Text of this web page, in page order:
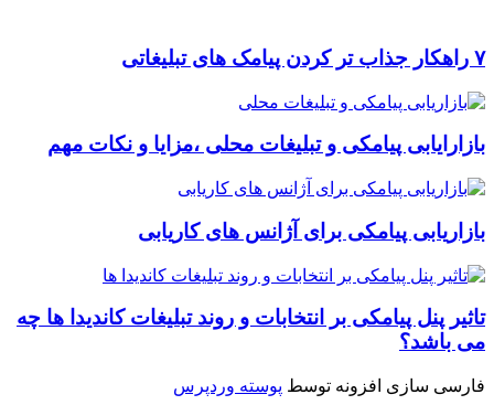
۷ راهکار جذاب تر کردن پیامک های تبلیغاتی
بازارایابی پیامکی و تبلیغات محلی ،مزایا و نکات مهم
بازاریابی پیامکی برای آژانس های کاریابی
تاثیر پنل پیامکی بر انتخابات و روند تبلیغات کاندیدا ها چه
می باشد؟
فارسی سازی افزونه توسط پوسته وردپرس